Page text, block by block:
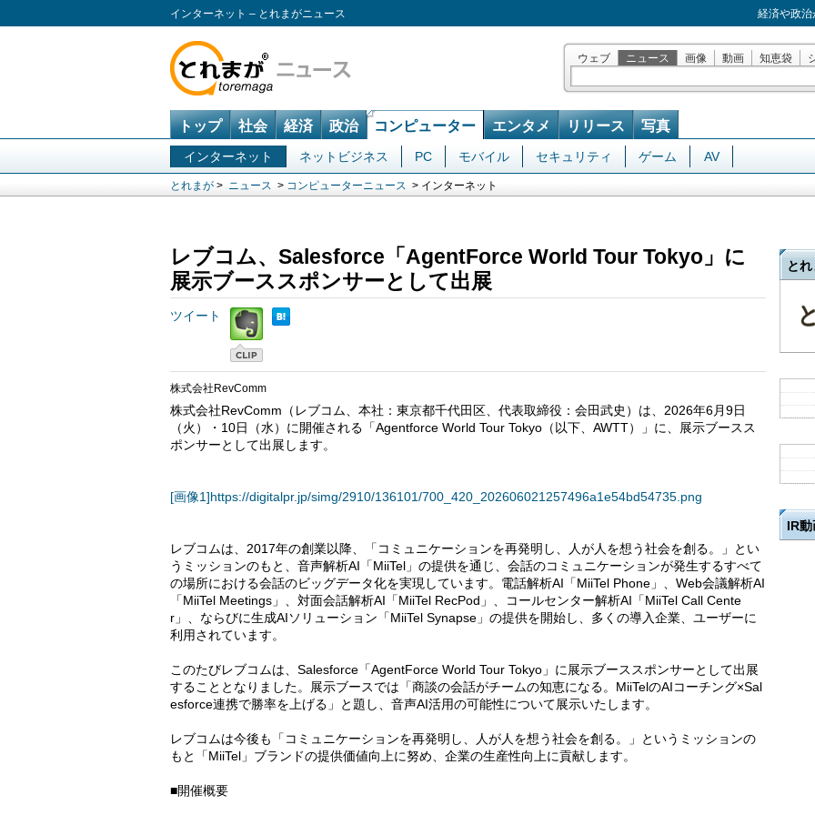
インターネット – とれまがニュース 経済や政
ウェブ ニュース 画像 動画 知恵袋
トップ 社会 経済 政治 コンピューター エンタメ リリース 写真
インターネット ネットビジネス PC モバイル セキュリティ ゲーム AV
とれまが > ニュース > コンピューターニュース > インターネット
レブコム、Salesforce「AgentForce World Tour Tokyo」に
展示ブーススポンサーとして出展
ツイート
株式会社RevComm
株式会社RevComm（レブコム、本社：東京都千代田区、代表取締役：会田武史）は、2026年6月9日
（火）・10日（水）に開催される「Agentforce World Tour Tokyo（以下、AWTT）」に、展示ブースス
ポンサーとして出展します。
[画像1]https://digitalpr.jp/simg/2910/136101/700_420_202606021257496a1e54bd54735.png
レブコムは、2017年の創業以降、「コミュニケーションを再発明し、人が人を想う社会を創る。」とい
うミッションのもと、音声解析AI「MiiTel」の提供を通じ、会話のコミュニケーションが発生するすべて
の場所における会話のビッグデータ化を実現しています。電話解析AI「MiiTel Phone」、Web会議解析AI
「MiiTel Meetings」、対面会話解析AI「MiiTel RecPod」、コールセンター解析AI「MiiTel Call Cente
r」、ならびに生成AIソリューション「MiiTel Synapse」の提供を開始し、多くの導入企業、ユーザーに
利用されています。
このたびレブコムは、Salesforce「AgentForce World Tour Tokyo」に展示ブーススポンサーとして出展
することとなりました。展示ブースでは「商談の会話がチームの知恵になる。MiiTelのAIコーチング×Sal
esforce連携で勝率を上げる」と題し、音声AI活用の可能性について展示いたします。
レブコムは今後も「コミュニケーションを再発明し、人が人を想う社会を創る。」というミッションの
もと「MiiTel」ブランドの提供価値向上に努め、企業の生産性向上に貢献します。
■開催概要
とれ
IR動